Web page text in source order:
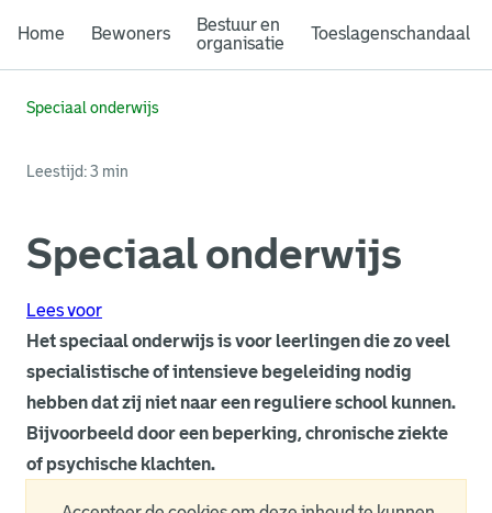
Home Bewoners
Bestuur en
organisatie
Toeslagenschandaal
Speciaal onderwijs
Leestijd: 3 min
Speciaal onderwijs
Lees voor
Het speciaal onderwijs is voor leerlingen die zo veel
specialistische of intensieve begeleiding nodig
hebben dat zij niet naar een reguliere school kunnen.
Bijvoorbeeld door een beperking, chronische ziekte
of psychische klachten.